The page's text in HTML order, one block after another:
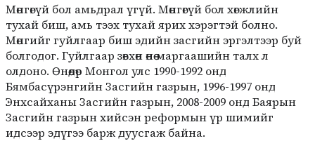
Мөнгөгүй бол амьдрал үгүй. Мөнгөгүй бол хөгжлийн
тухай биш, амь тээх тухай ярих хэрэгтэй болно.
Мөнгийг гуйлгаар биш эдийн засгийн эргэлтээр буй
болгодог. Гуйлгаар зөвхөн өнөө маргаашийн талх л
олдоно. Өнөөдөр Монгол улс 1990-1992 онд
Бямбасүрэнгийн Засгийн газрын, 1996-1997 онд
Энхсайханы Засгийн газрын, 2008-2009 онд Баярын
Засгийн газрын хийсэн реформын үр шимийг
идсээр эдүгээ барж дуусгаж байна.